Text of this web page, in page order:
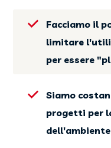
Facciamo il
limitare
per essere
Siamo
progetti per
dell'ambiente